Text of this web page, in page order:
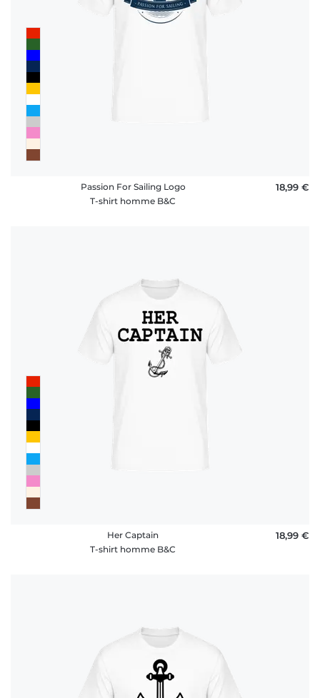
Passion For Sailing Logo
T-shirt homme B&C
18,99 €
Her Captain
T-shirt homme B&C
18,99 €